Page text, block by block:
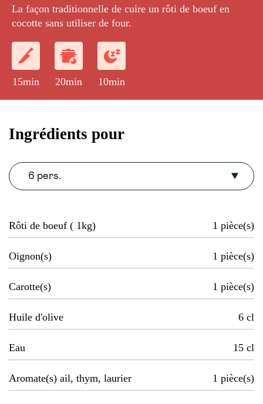
La façon traditionnelle de cuire un rôti de boeuf en
cocotte sans utiliser de four.
15min 20min 10min
Ingrédients pour
6 pers.
Rôti de boeuf ( 1kg) 1 pièce(s)
Oignon(s) 1 pièce(s)
Carotte(s) 1 pièce(s)
Huile d'olive 6 cl
Eau 15 cl
Aromate(s) ail, thym, laurier 1 pièce(s)